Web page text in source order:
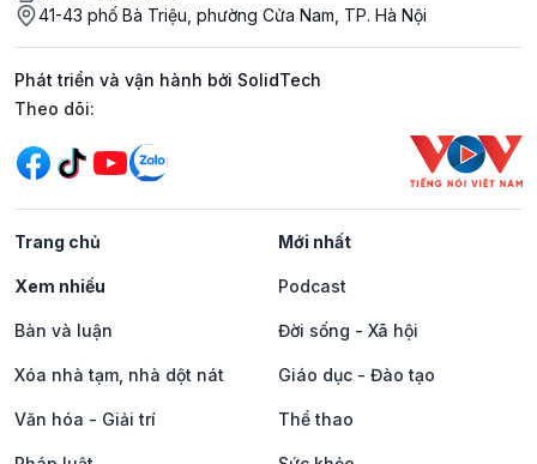
41-43 phố Bà Triệu, phường Cửa Nam, TP. Hà Nội
Phát triển và vận hành bởi SolidTech
Mạng xã hội
Theo dõi:
Trang chủ Mới nhất
Xem nhiều Podcast
Bàn và luận Đời sống - Xã hội
Xóa nhà tạm, nhà dột nát Giáo dục - Đào tạo
Văn hóa - Giải trí Thể thao